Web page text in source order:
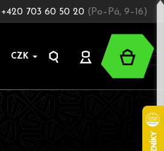
+420 703 60 50 20 (Po–Pá, 9–16)
CZK
Hledat
Přihlášení
košík